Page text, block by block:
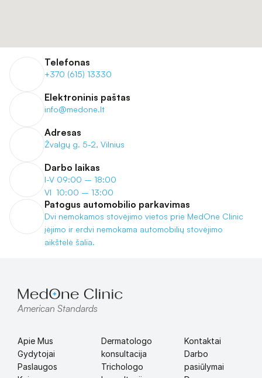
Telefonas
+370 (615) 13330
Elektroninis paštas
info@medone.lt
Adresas
Žvalgų g. 5-2, Vilnius
Darbo laikas
I-V 09:00 – 18:00
VI  10:00 – 13:00
Patogus automobilio parkavimas
Dvi nemokamos stovėjimo vietos prie MedOne Clinic
įėjimo ir erdvi nemokama automobilių stovėjimo
aikštelė šalia.
American Standards
Apie Mus
Gydytojai
Paslaugos
Dermatologo
konsultacija
Trichologo
Kontaktai
Darbo
pasiūlymai